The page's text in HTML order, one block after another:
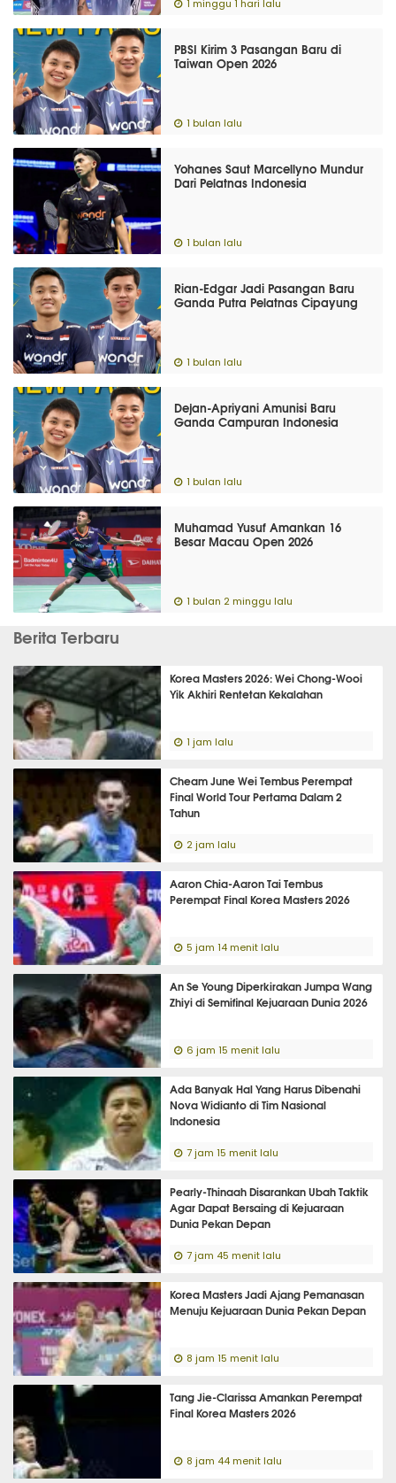
1 minggu 1 hari lalu
PBSI Kirim 3 Pasangan Baru di
Taiwan Open 2026
1 bulan lalu
Yohanes Saut Marcellyno Mundur
Dari Pelatnas Indonesia
1 bulan lalu
Rian-Edgar Jadi Pasangan Baru
Ganda Putra Pelatnas Cipayung
1 bulan lalu
Dejan-Apriyani Amunisi Baru
Ganda Campuran Indonesia
1 bulan lalu
Muhamad Yusuf Amankan 16
Besar Macau Open 2026
1 bulan 2 minggu lalu
Berita Terbaru
Korea Masters 2026: Wei Chong-Wooi
Yik Akhiri Rentetan Kekalahan
1 jam lalu
Cheam June Wei Tembus Perempat
Final World Tour Pertama Dalam 2
Tahun
2 jam lalu
Aaron Chia-Aaron Tai Tembus
Perempat Final Korea Masters 2026
5 jam 14 menit lalu
An Se Young Diperkirakan Jumpa Wang
Zhiyi di Semifinal Kejuaraan Dunia 2026
6 jam 15 menit lalu
Ada Banyak Hal Yang Harus Dibenahi
Nova Widianto di Tim Nasional
Indonesia
7 jam 15 menit lalu
Pearly-Thinaah Disarankan Ubah Taktik
Agar Dapat Bersaing di Kejuaraan
Dunia Pekan Depan
7 jam 45 menit lalu
Korea Masters Jadi Ajang Pemanasan
Menuju Kejuaraan Dunia Pekan Depan
8 jam 15 menit lalu
Tang Jie-Clarissa Amankan Perempat
Final Korea Masters 2026
8 jam 44 menit lalu